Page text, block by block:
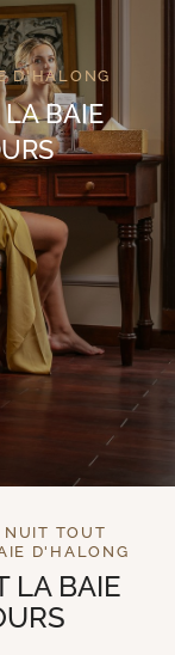
D'HALONG
LA BAIE
NUIT TOUT
D'HALONG
LA BAIE